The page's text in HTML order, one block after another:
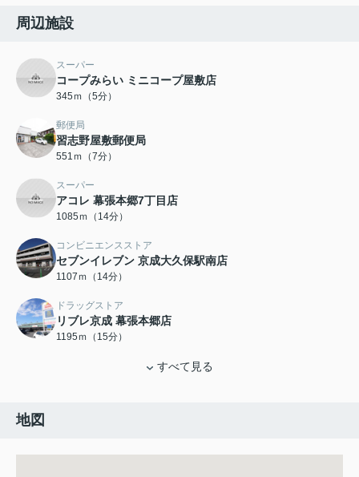
周辺施設
スーパー
コープみらい ミニコープ屋敷店
345ｍ（5分）
郵便局
習志野屋敷郵便局
551ｍ（7分）
スーパー
アコレ 幕張本郷7丁目店
1085ｍ（14分）
コンビニエンスストア
セブンイレブン 京成大久保駅南店
1107ｍ（14分）
ドラッグストア
リブレ京成 幕張本郷店
1195ｍ（15分）
すべて見る
地図